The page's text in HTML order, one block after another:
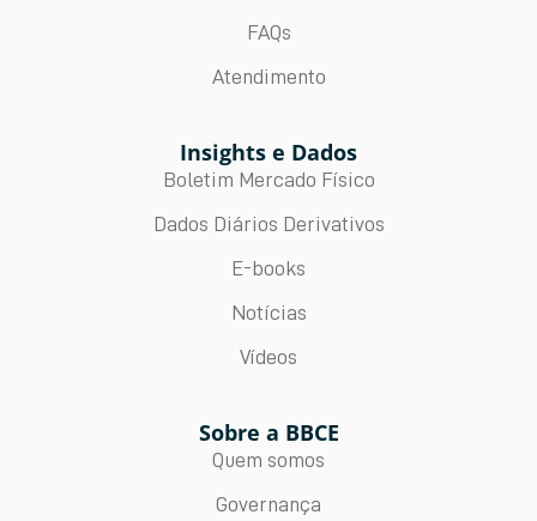
FAQs
Atendimento
Insights e Dados
Boletim Mercado Físico
Dados Diários Derivativos
E-books
Notícias
Vídeos
Sobre a BBCE
Quem somos
Governança